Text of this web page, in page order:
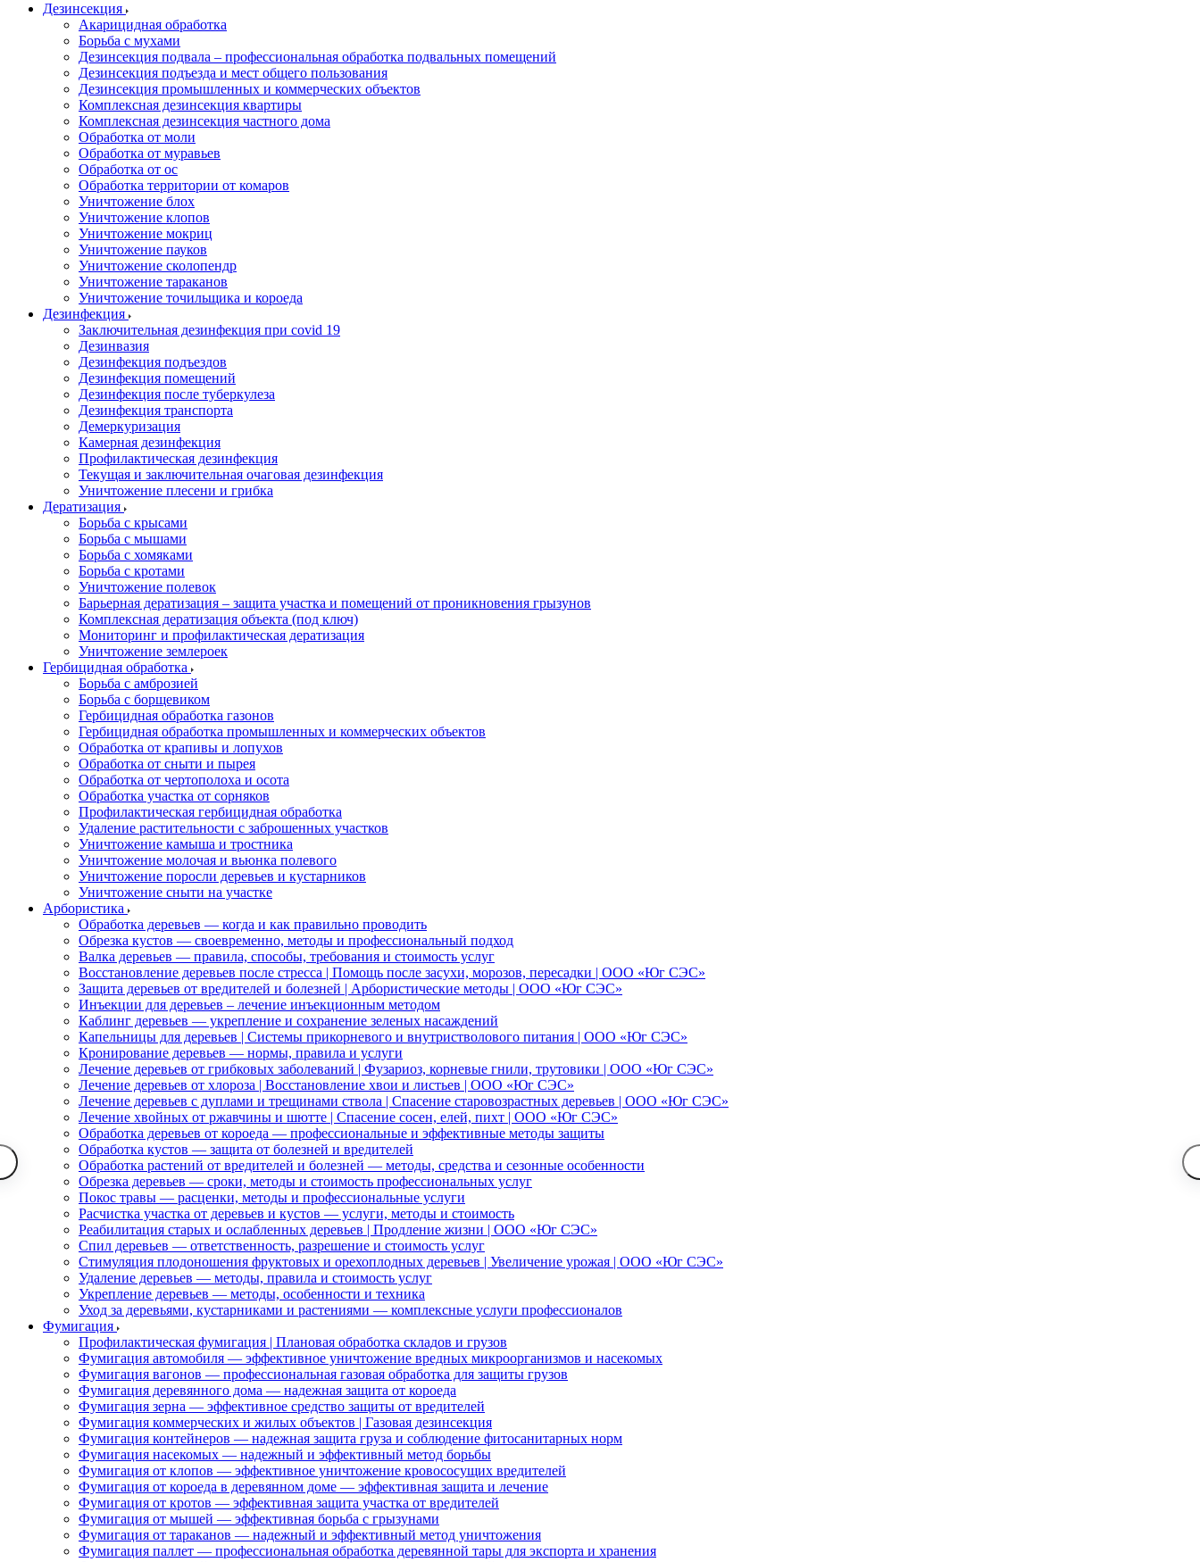
Дезинсекция
Акарицидная обработка
Борьба с мухами
Дезинсекция подвала – профессиональная обработка подвальных помещений
Дезинсекция подъезда и мест общего пользования
Дезинсекция промышленных и коммерческих объектов
Комплексная дезинсекция квартиры
Комплексная дезинсекция частного дома
Обработка от моли
Обработка от муравьев
Обработка от ос
Обработка территории от комаров
Уничтожение блох
Уничтожение клопов
Уничтожение мокриц
Уничтожение пауков
Уничтожение сколопендр
Уничтожение тараканов
Уничтожение точильщика и короеда
Дезинфекция
Заключительная дезинфекция при covid 19
Дезинвазия
Дезинфекция подъездов
Дезинфекция помещений
Дезинфекция после туберкулеза
Дезинфекция транспорта
Демеркуризация
Камерная дезинфекция
Профилактическая дезинфекция
Текущая и заключительная очаговая дезинфекция
Уничтожение плесени и грибка
Дератизация
Борьба с крысами
Борьба с мышами
Борьба с хомяками
Борьба с кротами
Уничтожение полевок
Барьерная дератизация – защита участка и помещений от проникновения грызунов
Комплексная дератизация объекта (под ключ)
Мониторинг и профилактическая дератизация
Уничтожение землероек
Гербицидная обработка
Борьба с амброзией
Борьба с борщевиком
Гербицидная обработка газонов
Гербицидная обработка промышленных и коммерческих объектов
Обработка от крапивы и лопухов
Обработка от сныти и пырея
Обработка от чертополоха и осота
Обработка участка от сорняков
Профилактическая гербицидная обработка
Удаление растительности с заброшенных участков
Уничтожение камыша и тростника
Уничтожение молочая и вьюнка полевого
Уничтожение поросли деревьев и кустарников
Уничтожение сныти на участке
Арбористика
Обработка деревьев — когда и как правильно проводить
Обрезка кустов — своевременно, методы и профессиональный подход
Валка деревьев — правила, способы, требования и стоимость услуг
Восстановление деревьев после стресса | Помощь после засухи, морозов, пересадки | ООО «Юг СЭС»
Защита деревьев от вредителей и болезней | Арбористические методы | ООО «Юг СЭС»
Инъекции для деревьев – лечение инъекционным методом
Каблинг деревьев — укрепление и сохранение зеленых насаждений
Капельницы для деревьев | Системы прикорневого и внутристволового питания | ООО «Юг СЭС»
Кронирование деревьев — нормы, правила и услуги
Лечение деревьев от грибковых заболеваний | Фузариоз, корневые гнили, трутовики | ООО «Юг СЭС»
Лечение деревьев от хлороза | Восстановление хвои и листьев | ООО «Юг СЭС»
Лечение деревьев с дуплами и трещинами ствола | Спасение старовозрастных деревьев | ООО «Юг СЭС»
Лечение хвойных от ржавчины и шютте | Спасение сосен, елей, пихт | ООО «Юг СЭС»
Обработка деревьев от короеда — профессиональные и эффективные методы защиты
Обработка кустов — защита от болезней и вредителей
Обработка растений от вредителей и болезней — методы, средства и сезонные особенности
Обрезка деревьев — сроки, методы и стоимость профессиональных услуг
Покос травы — расценки, методы и профессиональные услуги
Расчистка участка от деревьев и кустов — услуги, методы и стоимость
Реабилитация старых и ослабленных деревьев | Продление жизни | ООО «Юг СЭС»
Спил деревьев — ответственность, разрешение и стоимость услуг
Стимуляция плодоношения фруктовых и орехоплодных деревьев | Увеличение урожая | ООО «Юг СЭС»
Удаление деревьев — методы, правила и стоимость услуг
Укрепление деревьев — методы, особенности и техника
Уход за деревьями, кустарниками и растениями — комплексные услуги профессионалов
Фумигация
Профилактическая фумигация | Плановая обработка складов и грузов
Фумигация автомобиля — эффективное уничтожение вредных микроорганизмов и насекомых
Фумигация вагонов — профессиональная газовая обработка для защиты грузов
Фумигация деревянного дома — надежная защита от короеда
Фумигация зерна — эффективное средство защиты от вредителей
Фумигация коммерческих и жилых объектов | Газовая дезинсекция
Фумигация контейнеров — надежная защита груза и соблюдение фитосанитарных норм
Фумигация насекомых — надежный и эффективный метод борьбы
Фумигация от клопов — эффективное уничтожение кровососущих вредителей
Фумигация от короеда в деревянном доме — эффективная защита и лечение
Фумигация от кротов — эффективная защита участка от вредителей
Фумигация от мышей — эффективная борьба с грызунами
Фумигация от тараканов — надежный и эффективный метод уничтожения
Фумигация паллет — профессиональная обработка деревянной тары для экспорта и хранения